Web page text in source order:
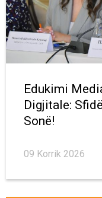
Edukimi
Digjitale:
Sonë!
09 Korrik 2026